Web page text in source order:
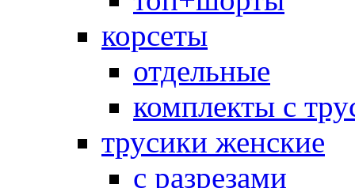
корсеты
отдельные
комплекты с
трусики женские
с разрезами